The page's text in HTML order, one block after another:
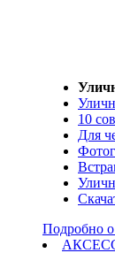
10
Для
Подробно о